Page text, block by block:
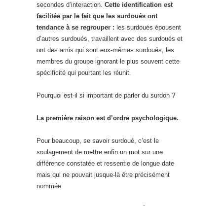
secondes d’interaction. Cette identification est
facilitée par le fait que les surdoués ont
tendance à se regrouper : les surdoués épousent
d’autres surdoués, travaillent avec des surdoués et
ont des amis qui sont eux-mêmes surdoués, les
membres du groupe ignorant le plus souvent cette
spécificité qui pourtant les réunit.
Pourquoi est-il si important de parler du surdon ?
La première raison est d’ordre psychologique.
Pour beaucoup, se savoir surdoué, c’est le
soulagement de mettre enfin un mot sur une
différence constatée et ressentie de longue date
mais qui ne pouvait jusque-là être précisément
nommée.